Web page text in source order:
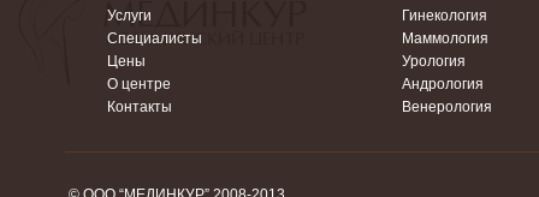
Услуги
Специалисты
Цены
О центре
Контакты
Гинекология
Маммология
Урология
Андрология
Венерология